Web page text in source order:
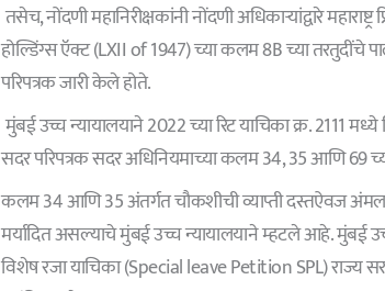
तसेच, नोंदणी महानिरीक्षकांनी नोंदणी अधिकार्‍यांद्वारे
होल्डिंग्स ऍक्ट (LXII of 1947) च्या कलम 8B च्या तरतुदींचे
परिपत्रक जारी केले होते.
मुंबई उच्च न्यायालयाने 2022 च्या रिट याचिका क्र. 2111
सदर परिपत्रक सदर अधिनियमाच्या कलम 34, 35 आणि 69
कलम 34 आणि 35 अंतर्गत चौकशीची व्याप्ती दस्तऐवज
मर्यादित असल्याचे मुंबई उच्च न्यायालयाने म्हटले आहे. मुंबई
विशेष रजा याचिका (Special leave Petition SPL) राज्य